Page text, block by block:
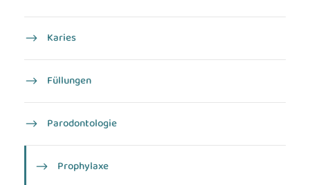
Karies
Füllungen
Parodontologie
Prophylaxe